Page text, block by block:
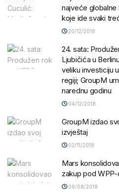
najveće
koje ide svaki
20/12/2018
24. sata:
Ljubičića u
veliku investiciju
regiji; GroupM
narednu godinu
04/12/2018
GroupM izdao
izvještaj
02/11/2018
Mars
zakup pod
09/08/2018